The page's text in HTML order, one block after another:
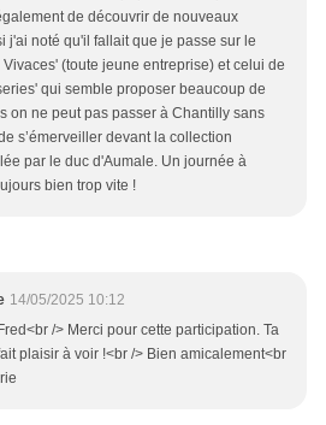
de découvrir de nouveaux
j'ai noté qu'il fallait que je passe sur le
(toute jeune entreprise) et celui de
qui semble proposer beaucoup de
on ne peut pas passer à Chantilly sans
s’émerveiller devant la collection
par le duc d'Aumale. Un journée à
bien trop vite !
14/05/2025 10:12
/> Merci pour cette participation. Ta
plaisir à voir !<br /> Bien amicalement<br